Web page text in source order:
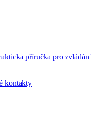
příručka pro zvládání
kontakty